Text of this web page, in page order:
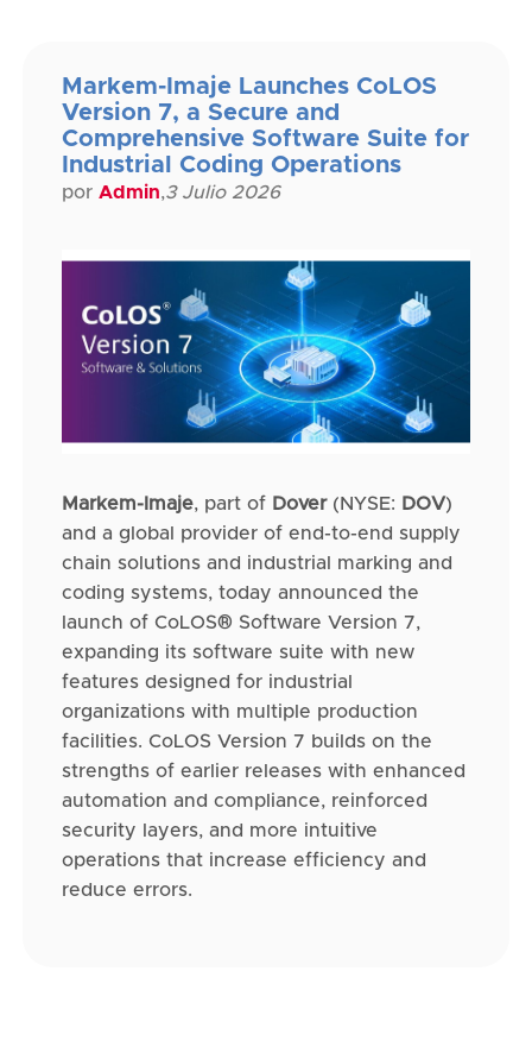
Markem-Imaje Launches CoLOS
Version 7, a Secure and
Comprehensive Software Suite for
Industrial Coding Operations
por Admin,3 Julio 2026
Markem-Imaje, part of Dover(NYSE: DOV)
and a global provider of end-to-end supply
chain solutions and industrial marking and
coding systems, today announced the
launch of CoLOS® Software Version 7,
expanding its software suite with new
features designed for industrial
organizations with multiple production
facilities. CoLOS Version 7 builds on the
strengths of earlier releases with enhanced
automation and compliance, reinforced
security layers, and more intuitive
operations that increase efficiency and
reduce errors.